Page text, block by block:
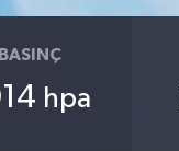
BASINÇ
hpa